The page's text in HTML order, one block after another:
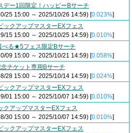
デー1回限定！ハッピーBサーチ
25 15:00 ～ 2025/10/26 14:59) [0.023%]
ックアップマスターEXフェス
15 15:00 ～ 2025/10/25 14:59) [0.010%]
べる★5フェス限定Bサーチ
09 15:00 ～ 2025/10/21 14:59) [0.058%]
チケット専用Bサーチ
28 15:00 ～ 2025/10/14 14:59) [0.024%]
ックアップマスターEXフェス
01 15:00 ～ 2025/10/07 14:59) [0.010%]
クアップマスターEXフェス
30 15:00 ～ 2025/10/07 14:59) [0.010%]
ックアップマスターEXフェス